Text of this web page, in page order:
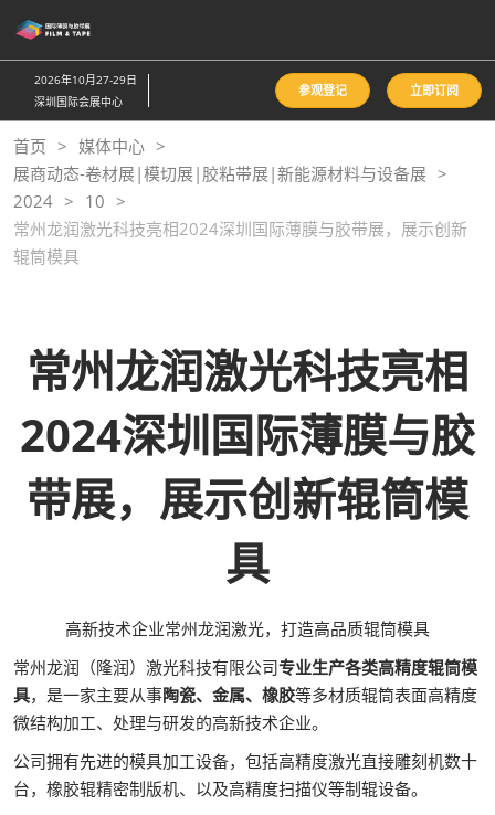
接
跳
至
内
容
2026年10月27-29日
深圳国际会展中心
参观登记 立即订阅
首页
媒体中心
展商动态-卷材展|模切展|胶粘带展|新能源材料与设备展
2024
10
常州龙润激光科技亮相2024深圳国际薄膜与胶带展，展示创新
辊筒模具
常州龙润激光科技亮相
2024深圳国际薄膜与胶
带展，展示创新辊筒模
具
高新技术企业常州龙润激光，打造高品质辊筒模具
常州龙润（隆润）激光科技有限公司专业生产各类高精度辊筒模
具，是一家主要从事陶瓷、金属、橡胶等多材质辊筒表面高精度
微结构加工、处理与研发的高新技术企业。
公司拥有先进的模具加工设备，包括高精度激光直接雕刻机数十
台，橡胶辊精密制版机、以及高精度扫描仪等制辊设备。